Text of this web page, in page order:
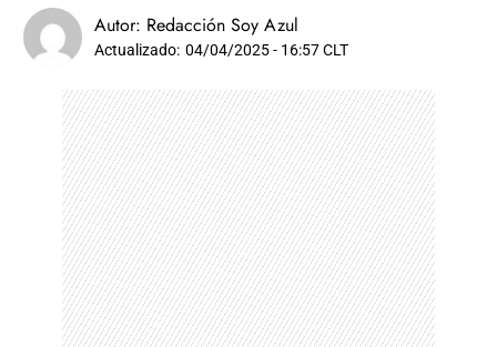
Autor: Redacción Soy Azul
Actualizado: 04/04/2025 - 16:57 CLT